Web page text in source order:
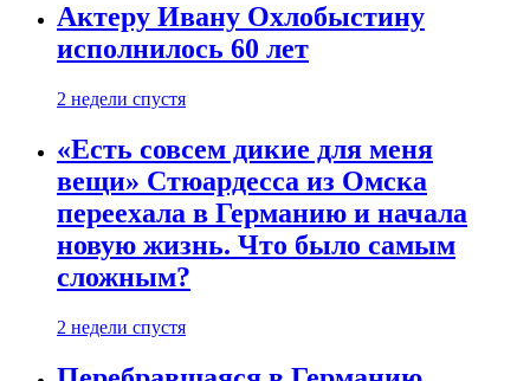
Актеру Ивану Охлобыстину
исполнилось 60 лет
2 недели спустя
«Есть совсем дикие для меня
вещи» Стюардесса из Омска
переехала в Германию и начала
новую жизнь. Что было самым
сложным?
2 недели спустя